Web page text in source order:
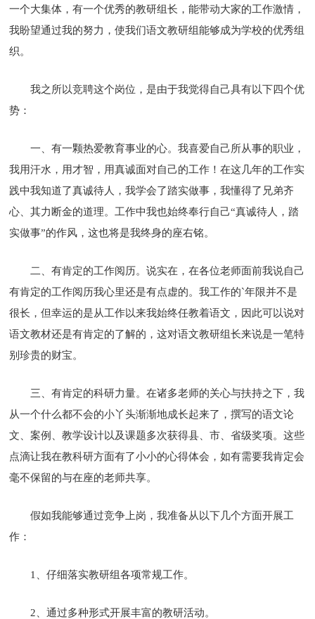
一个大集体，有一个优秀的教研组长，能带动大家的工作激情，
我盼望通过我的努力，使我们语文教研组能够成为学校的优秀组
织。
我之所以竞聘这个岗位，是由于我觉得自己具有以下四个优
势：
一、有一颗热爱教育事业的心。我喜爱自己所从事的职业，
我用汗水，用才智，用真诚面对自己的工作！在这几年的工作实
践中我知道了真诚待人，我学会了踏实做事，我懂得了兄弟齐
心、其力断金的道理。工作中我也始终奉行自己“真诚待人，踏
实做事”的作风，这也将是我终身的座右铭。
二、有肯定的工作阅历。说实在，在各位老师面前我说自己
有肯定的工作阅历我心里还是有点虚的。我工作的`年限并不是
很长，但幸运的是从工作以来我始终任教着语文，因此可以说对
语文教材还是有肯定的了解的，这对语文教研组长来说是一笔特
别珍贵的财宝。
三、有肯定的科研力量。在诸多老师的关心与扶持之下，我
从一个什么都不会的小丫头渐渐地成长起来了，撰写的语文论
文、案例、教学设计以及课题多次获得县、市、省级奖项。这些
点滴让我在教科研方面有了小小的心得体会，如有需要我肯定会
毫不保留的与在座的老师共享。
假如我能够通过竞争上岗，我准备从以下几个方面开展工
作：
1、仔细落实教研组各项常规工作。
2、通过多种形式开展丰富的教研活动。